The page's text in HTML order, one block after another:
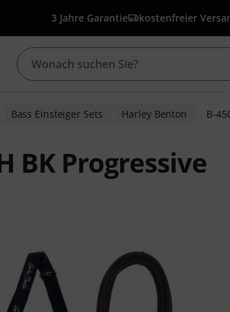
3 Jahre Garantie kostenfreier
Bass Einsteiger Sets Harley Benton B-
BK Progressive